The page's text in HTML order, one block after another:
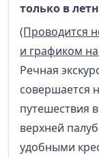
только в
(Проводится
и графиком
Речная
совершается
путешествия
верхней
удобными